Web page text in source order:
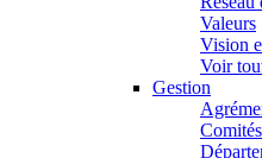
Valeurs
Vision
Voir
Gestion